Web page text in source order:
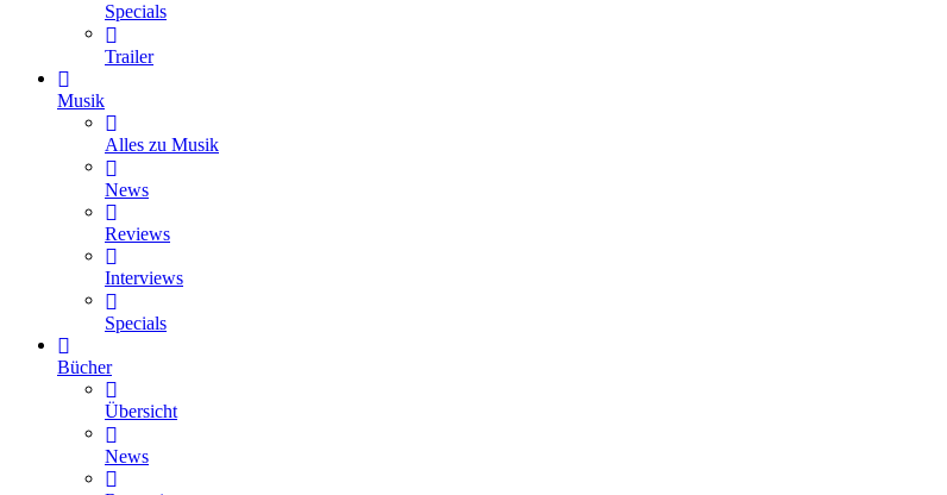
Specials
Trailer
Musik
Alles zu Musik
News
Reviews
Interviews
Specials
Bücher
Übersicht
News